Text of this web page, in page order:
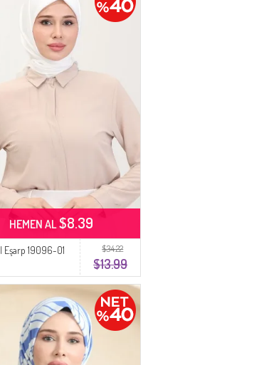
$34.22
$13.99
Eşarp 19096-01
HEMEN AL$8.39